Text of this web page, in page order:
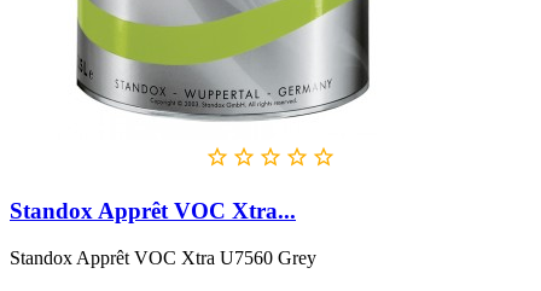
    
Standox Apprêt VOC Xtra...
Standox Apprêt VOC Xtra U7560 Grey